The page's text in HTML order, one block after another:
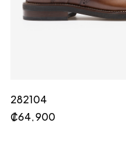
282104
₡64, 900